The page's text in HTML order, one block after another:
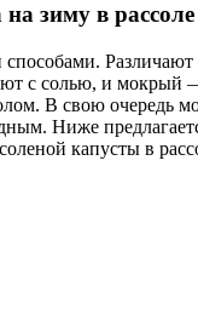
зиму в рассоле
Различают
с солью, и мокрый
В свою очередь
Ниже
капусты в